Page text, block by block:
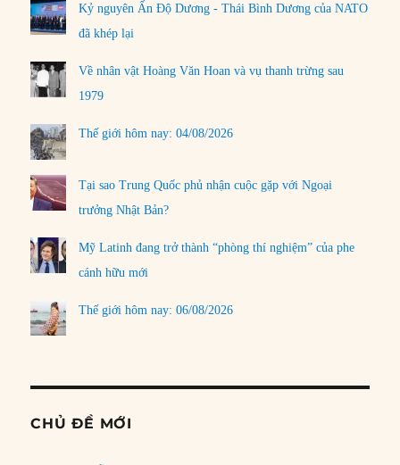
Kỷ nguyên Ấn Độ Dương - Thái Bình Dương của NATO
đã khép lại
Về nhân vật Hoàng Văn Hoan và vụ thanh trừng sau
1979
Thế giới hôm nay: 04/08/2026
Tại sao Trung Quốc phủ nhận cuộc gặp với Ngoại
trưởng Nhật Bản?
Mỹ Latinh đang trở thành “phòng thí nghiệm” của phe
cánh hữu mới
Thế giới hôm nay: 06/08/2026
CHỦ ĐỀ MỚI